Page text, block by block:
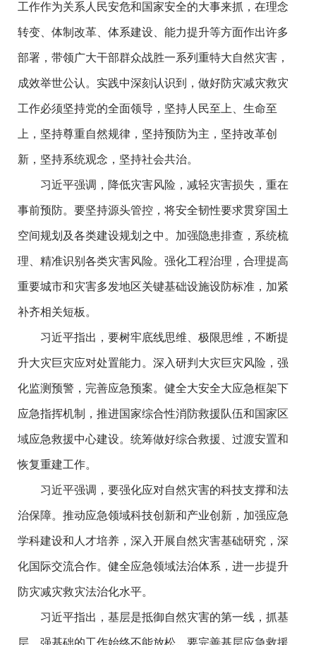
工作作为关系人民安危和国家安全的大事来抓，在理念
转变、体制改革、体系建设、能力提升等方面作出许多
部署，带领广大干部群众战胜一系列重特大自然灾害，
成效举世公认。实践中深刻认识到，做好防灾减灾救灾
工作必须坚持党的全面领导，坚持人民至上、生命至
上，坚持尊重自然规律，坚持预防为主，坚持改革创
新，坚持系统观念，坚持社会共治。
习近平强调，降低灾害风险，减轻灾害损失，重在
事前预防。要坚持源头管控，将安全韧性要求贯穿国土
空间规划及各类建设规划之中。加强隐患排查，系统梳
理、精准识别各类灾害风险。强化工程治理，合理提高
重要城市和灾害多发地区关键基础设施设防标准，加紧
补齐相关短板。
习近平指出，要树牢底线思维、极限思维，不断提
升大灾巨灾应对处置能力。深入研判大灾巨灾风险，强
化监测预警，完善应急预案。健全大安全大应急框架下
应急指挥机制，推进国家综合性消防救援队伍和国家区
域应急救援中心建设。统筹做好综合救援、过渡安置和
恢复重建工作。
习近平强调，要强化应对自然灾害的科技支撑和法
治保障。推动应急领域科技创新和产业创新，加强应急
学科建设和人才培养，深入开展自然灾害基础研究，深
化国际交流合作。健全应急领域法治体系，进一步提升
防灾减灾救灾法治化水平。
习近平指出，基层是抵御自然灾害的第一线，抓基